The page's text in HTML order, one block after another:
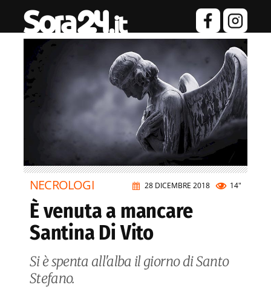
28 DICEMBRE 2018 14"
NECROLOGI
È venuta a mancare
Santina Di Vito
Si è spenta all'alba il giorno di Santo
Stefano.